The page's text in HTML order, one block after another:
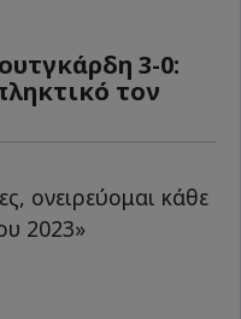
3-0:
τον